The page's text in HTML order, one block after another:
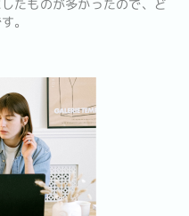
たものが多かったので、ど
。